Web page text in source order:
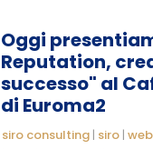
Oggi
Reputation,
successo" al
di Euroma2
siro consulting | siro |